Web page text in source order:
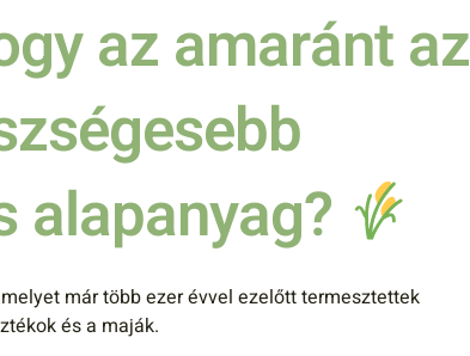
az amaránt az
alapanyag?
már több ezer évvel ezelőtt termesztettek
és a maják.